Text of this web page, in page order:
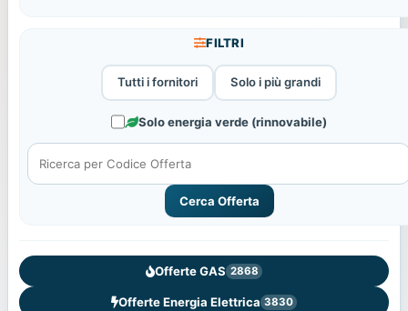
FILTRI
Tutti i fornitori Solo i più grandi
Solo energia verde (rinnovabile)
Cerca Offerta
Offerte GAS 2868
Offerte Energia Elettrica 3830